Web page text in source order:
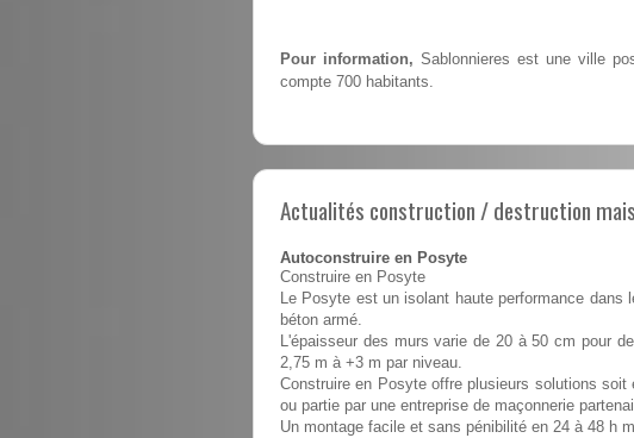
Pour information, Sablonnieres est une ville
compte 700 habitants.
Actualités construction / destruction
Autoconstruire en Posyte
Construire en Posyte
Le Posyte est un isolant haute performance dans
béton armé.
L'épaisseur des murs varie de 20 à 50 cm pour
2,75 m à +3 m par niveau.
Construire en Posyte offre plusieurs solutions
ou partie par une entreprise de maçonnerie
Un montage facile et sans pénibilité en 24 à 48 h